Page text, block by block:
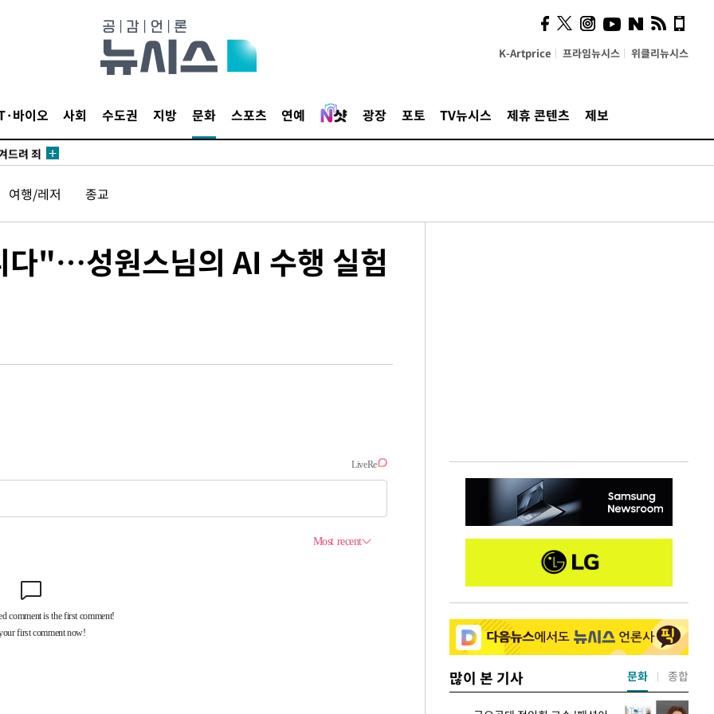
K-Artprice 프라임뉴시스 위클리뉴시스
바이오 사회 수도권 지방 문화 스포츠 연예 광장 포토 TV뉴시스 제휴 콘텐츠 제보
속[다음
드려 죄
속[다음
여행/레저 종교
다"…성원스님의 AI 수행 실험
많이 본 기사 문화 종합